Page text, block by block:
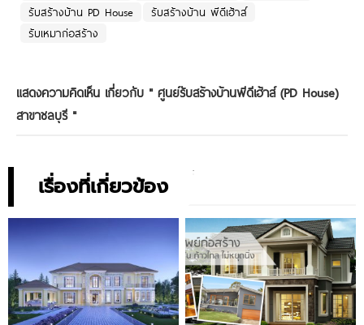
รับสร้างบ้าน PD House
รับสร้างบ้าน พีดีเฮ้าส์
รับเหมาก่อสร้าง
แสดงความคิดเห็น เกี่ยวกับ " ศูนย์รับสร้างบ้านพีดีเฮ้าส์ (PD House)
สาขาชลบุรี"
เรื่องที่เกี่ยวข้อง